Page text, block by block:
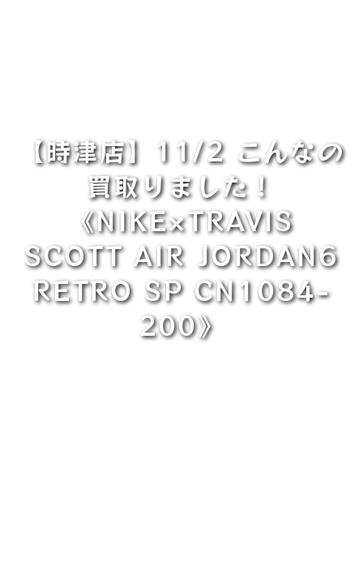
【時津店】11/2 こんなの
買取りました！
《NIKE×TRAVIS
SCOTT AIR JORDAN6
RETRO SP CN1084-
200》